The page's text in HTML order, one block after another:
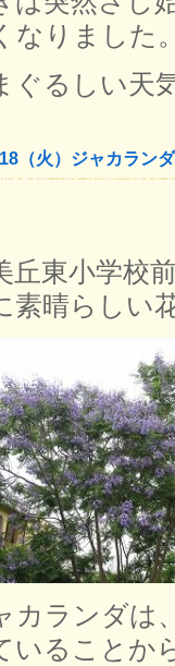
なりました
ぐるしい天
（火）ジャカラン
丘東小学校
素晴らしい
カランダは
いることか